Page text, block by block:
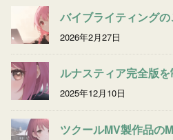
バイブライティングの
2026年2月27日
ルナスティア完全版を
2025年12月10日
ツクールMV製作品の